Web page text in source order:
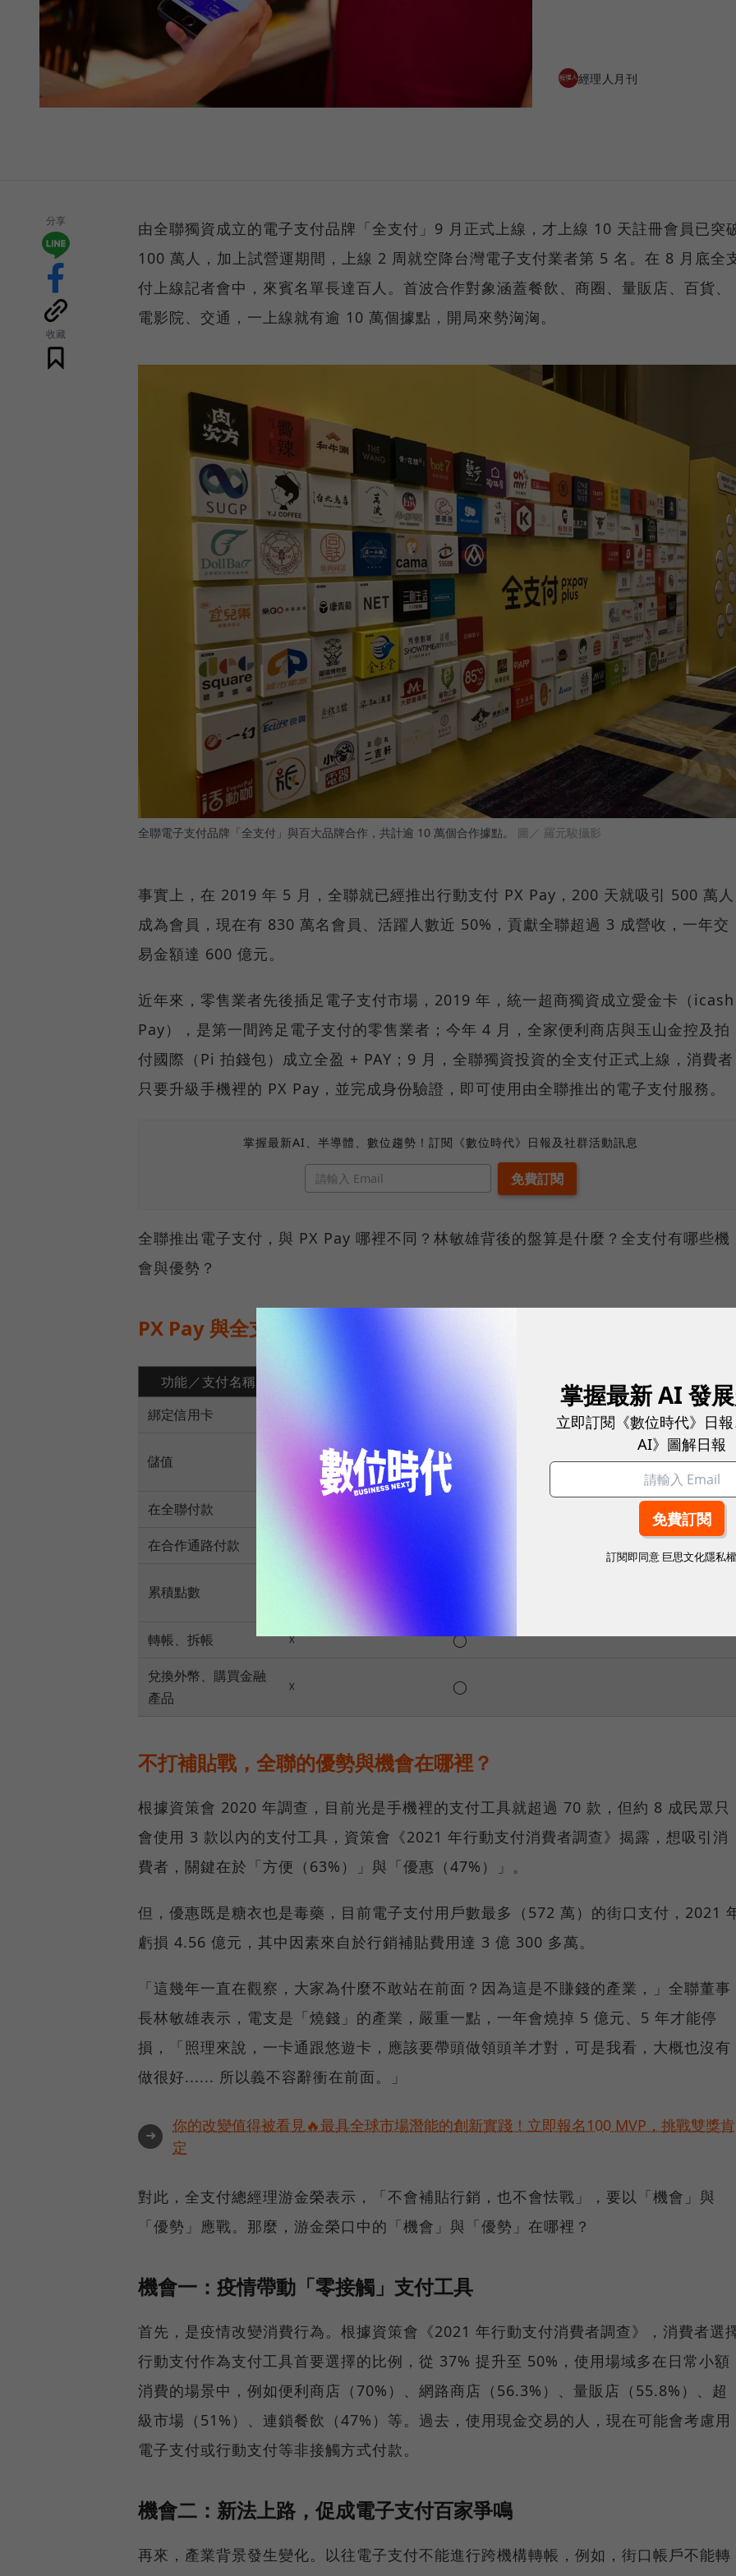
經理人月刊
分享
收藏
由全聯獨資成立的電子支付品牌「全支付」9 月正式上線，才上線 10 天註冊會員已突
100 萬人，加上試營運期間，上線 2 周就空降台灣電子支付業者第 5 名。在 8 月底全
付上線記者會中，來賓名單長達百人。首波合作對象涵蓋餐飲、商圈、量販店、百貨、
電影院、交通，一上線就有逾 10 萬個據點，開局來勢洶洶。
全聯電子支付品牌「全支付」與百大品牌合作，共計逾 10 萬個合作據點。 圖／ 羅元駿攝影
事實上，在 2019 年 5 月，全聯就已經推出行動支付 PX Pay，200 天就吸引 500 萬人
成為會員，現在有 830 萬名會員、活躍人數近 50%，貢獻全聯超過 3 成營收，一年交
易金額達 600 億元。
近年來，零售業者先後插足電子支付市場，2019 年，統一超商獨資成立愛金卡（icash
Pay），是第一間跨足電子支付的零售業者；今年 4 月，全家便利商店與玉山金控及拍
付國際（Pi 拍錢包）成立全盈 + PAY；9 月，全聯獨資投資的全支付正式上線，消費者
只要升級手機裡的 PX Pay，並完成身份驗證，即可使用由全聯推出的電子支付服務。
掌握最新AI、半導體、數位趨勢！訂閱《數位時代》日報及社群活動訊息
全聯推出電子支付，與 PX Pay 哪裡不同？林敏雄背後的盤算是什麼？全支付有哪些機
會與優勢？
PX Pay 與全支付哪裡不同？
功能／支付名稱
全支付
綁定信用卡
儲值 ◯（透過信用卡儲值）
◯（持現金至實體門市，或連結信用卡 / 銀行帳
在全聯付款
在合作通路付款
累積點數
◯（僅限累積全聯消費
轉帳、拆帳
☓
◯
兌換外幣、購買金融
產品
☓ ◯
不打補貼戰，全聯的優勢與機會在哪裡？
根據資策會 2020 年調查，目前光是手機裡的支付工具就超過 70 款，但約 8 成民眾只
會使用 3 款以內的支付工具，資策會《2021 年行動支付消費者調查》揭露，想吸引消
費者，關鍵在於「方便（63%）」與「優惠（47%）」。
但，優惠既是糖衣也是毒藥，目前電子支付用戶數最多（572 萬）的街口支付，2021
虧損 4.56 億元，其中因素來自於行銷補貼費用達 3 億 300 多萬。
「這幾年一直在觀察，大家為什麼不敢站在前面？因為這是不賺錢的產業，」全聯董事
長林敏雄表示，電支是「燒錢」的產業，嚴重一點，一年會燒掉 5 億元、5 年才能停
損，「照理來說，一卡通跟悠遊卡，應該要帶頭做領頭羊才對，可是我看，大概也沒有
做很好...... 所以義不容辭衝在前面。」
➜
你的改變值得被看見🔥最具全球市場潛能的創新實踐！立即報名100 MVP，挑戰雙獎肯
定
對此，全支付總經理游金榮表示，「不會補貼行銷，也不會怯戰」，要以「機會」與
「優勢」應戰。那麼，游金榮口中的「機會」與「優勢」在哪裡？
機會一：疫情帶動「零接觸」支付工具
首先，是疫情改變消費行為。根據資策會《2021 年行動支付消費者調查》，消費者選
行動支付作為支付工具首要選擇的比例，從 37% 提升至 50%，使用場域多在日常小額
消費的場景中，例如便利商店（70%）、網路商店（56.3%）、量販店（55.8%）、超
級市場（51%）、連鎖餐飲（47%）等。過去，使用現金交易的人，現在可能會考慮用
電子支付或行動支付等非接觸方式付款。
機會二：新法上路，促成電子支付百家爭鳴
再來，產業背景發生變化。以往電子支付不能進行跨機構轉帳，例如，街口帳戶不能轉
掌握最新 AI 發
立即訂閱《數位時代》日
AI》圖解日報
訂閱即同意 巨思文化隱私